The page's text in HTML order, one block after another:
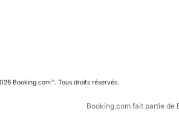
Booking.com™. Tous droits réservés.
Booking.com fait partie de